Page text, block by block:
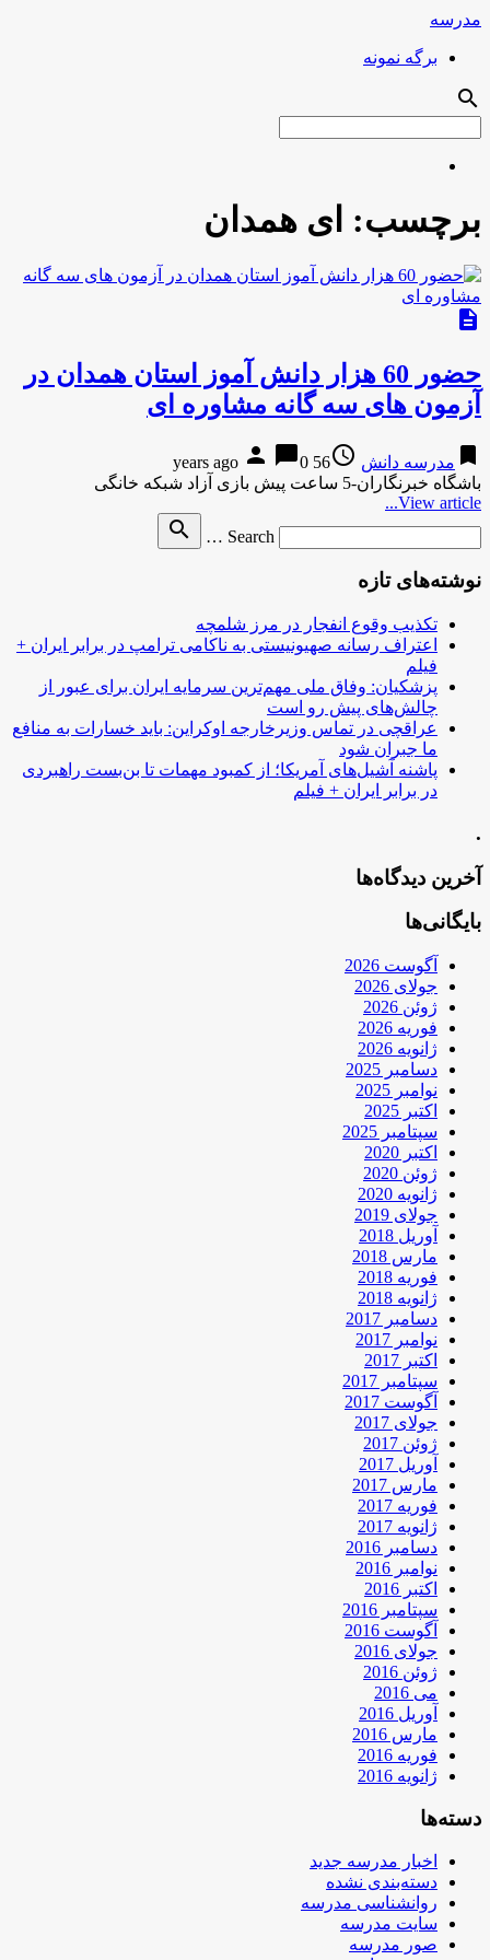
مدرسه
برگه نمونه
search
برچسب: ای همدان
description
حضور 60 هزار دانش آموز استان همدان در
آزمون های سه گانه مشاوره ای
bookmark مدرسه دانش access_time
56 years ago
person chat_bubble0
باشگاه خبرنگاران-5 ساعت پیش بازی آزاد شبکه خانگی
View article...
Search …
search
نوشته‌های تازه
تکذیب وقوع انفجار در مرز شلمچه
اعتراف رسانه صهیونیستی به ناکامی ترامپ در برابر ایران +
فیلم
پزشکیان: وفاق ملی مهم‌ترین سرمایه ایران برای عبور از
چالش‌های پیش رو است
عراقچی در تماس وزیرخارجه اوکراین: باید خسارات به منافع
ما جبران شود
پاشنه آشیل‌های آمریکا؛ از کمبود مهمات تا بن‌بست راهبردی
در برابر ایران + فیلم
.
آخرین دیدگاه‌ها
بایگانی‌ها
آگوست 2026
جولای 2026
ژوئن 2026
فوریه 2026
ژانویه 2026
دسامبر 2025
نوامبر 2025
اکتبر 2025
سپتامبر 2025
اکتبر 2020
ژوئن 2020
ژانویه 2020
جولای 2019
آوریل 2018
مارس 2018
فوریه 2018
ژانویه 2018
دسامبر 2017
نوامبر 2017
اکتبر 2017
سپتامبر 2017
آگوست 2017
جولای 2017
ژوئن 2017
آوریل 2017
مارس 2017
فوریه 2017
ژانویه 2017
دسامبر 2016
نوامبر 2016
اکتبر 2016
سپتامبر 2016
آگوست 2016
جولای 2016
ژوئن 2016
می 2016
آوریل 2016
مارس 2016
فوریه 2016
ژانویه 2016
دسته‌ها
اخبار مدرسه جدید
دسته‌بندی نشده
روانشناسی مدرسه
سایت مدرسه
صور مدرسه